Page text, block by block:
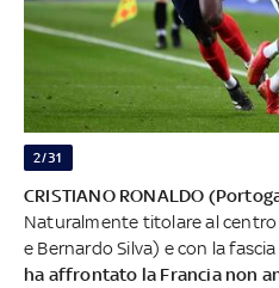
2/31
CRISTIANO RONALDO
Naturalmente titolare al
e Bernardo Silva) e con la
ha affrontato la Francia non